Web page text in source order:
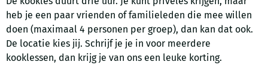
heb je een paar vrienden of familieleden die mee willen
doen (maximaal 4 personen per groep), dan kan dat ook.
De locatie kies jij. Schrijf je je in voor meerdere
kooklessen, dan krijg je van ons een leuke korting.